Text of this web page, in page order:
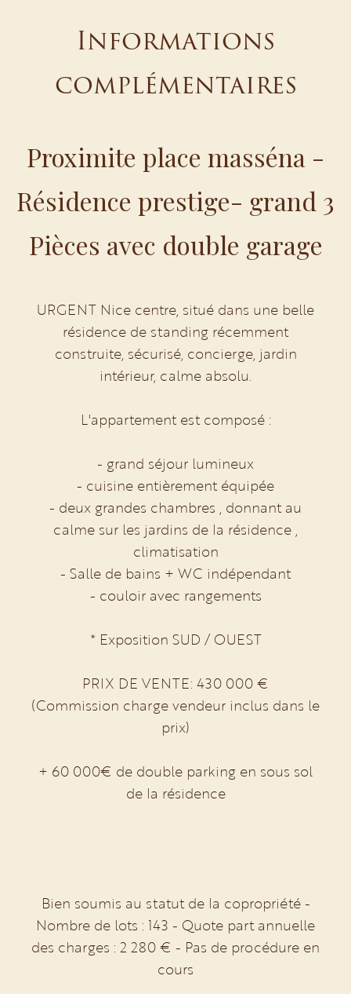
Informations
complémentaires
Proximite place masséna -
Résidence prestige- grand 3
Pièces avec double garage
URGENT Nice centre, situé dans une belle
résidence de standing récemment
construite, sécurisé, concierge, jardin
intérieur, calme absolu.
L'appartement est composé :
- grand séjour lumineux
- cuisine entièrement équipée
- deux grandes chambres , donnant au
calme sur les jardins de la résidence ,
climatisation
- Salle de bains + WC indépendant
- couloir avec rangements
* Exposition SUD / OUEST
PRIX DE VENTE: 430 000 €
(Commission charge vendeur inclus dans le
prix)
+ 60 000€ de double parking en sous sol
de la résidence
Bien soumis au statut de la copropriété -
Nombre de lots : 143 - Quote part annuelle
des charges : 2 280 € - Pas de procédure en
cours